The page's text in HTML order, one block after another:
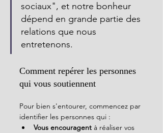
sociaux", et notre bonheur
dépend en grande partie des
relations que nous
entretenons.
Comment repérer les personnes
qui vous soutiennent
Pour bien s'entourer, commencez par
identifier les personnes qui :
Vous encouragent à réaliser vos